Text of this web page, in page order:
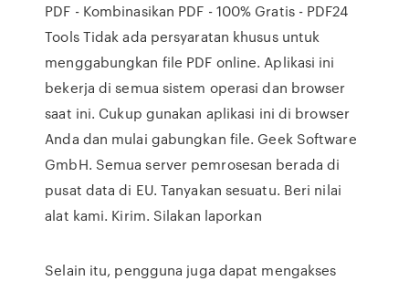
PDF - Kombinasikan PDF - 100% Gratis - PDF24
Tools Tidak ada persyaratan khusus untuk
menggabungkan file PDF online. Aplikasi ini
bekerja di semua sistem operasi dan browser
saat ini. Cukup gunakan aplikasi ini di browser
Anda dan mulai gabungkan file. Geek Software
GmbH. Semua server pemrosesan berada di
pusat data di EU. Tanyakan sesuatu. Beri nilai
alat kami. Kirim. Silakan laporkan
Selain itu, pengguna juga dapat mengakses